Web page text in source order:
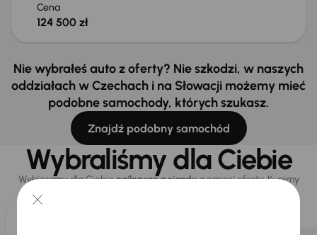
Cena
124 500 zł
Nie wybrałeś auto z oferty? Nie szkodzi, w naszych
oddziałach w Czechach i na Słowacji możemy mieć
podobne samochody, których szukasz.
Znajdź podobny samochód
Wybraliśmy dla Ciebie
Wybieramy dla Ciebienajlepsze pojazdyz naszej oferty. Kupimy